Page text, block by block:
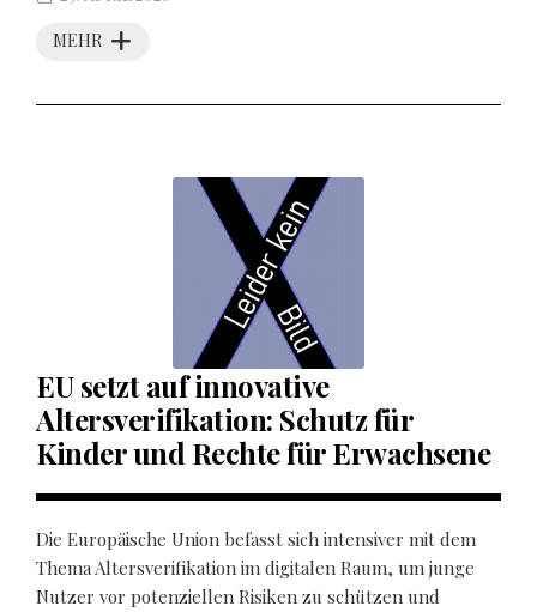
MEHR
EU setzt auf innovative
Altersverifikation: Schutz für
Kinder und Rechte für Erwachsene
Die Europäische Union befasst sich intensiver mit dem
Thema Altersverifikation im digitalen Raum, um junge
Nutzer vor potenziellen Risiken zu schützen und